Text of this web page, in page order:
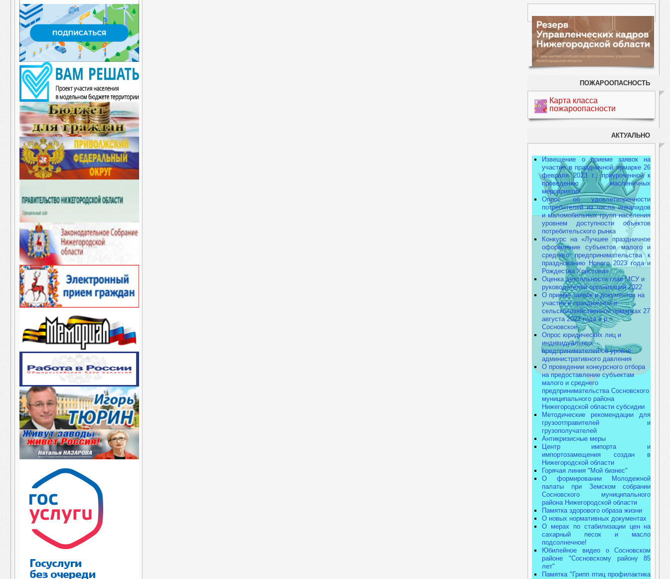
ПОЖАРООПАСНОСТЬ
Карта класса
пожароопасности
АКТУАЛЬНО
Извещение о приеме заявок на
участие в праздничной ярмарке 26
февраля 2023 г., приуроченной к
проведению масленичных
мероприятий
Опрос об удовлетворенности
потребителей из числа инвалидов
и маломобильных групп населения
уровнем доступности объектов
потребительского рынка
Конкурс на «Лучшее праздничное
оформление субъектов малого и
среднего предпринимательства к
празднованию Нового 2023 года и
Рождества Христова»
Оценка деятельности глав МСУ и
руководителей организаций 2022
О приеме заявок и документов на
участие в праздничной и
сельскохозяйственной ярмарках 27
августа 2022 года в р.п.
Сосновское
Опрос юридических лиц и
индивидуальных
предпринимателей об уровне
административного давления
О проведении конкурсного отбора
на предоставление субъектам
малого и среднего
предпринимательства Сосновского
муниципального района
Нижегородской области субсидии
Методические рекомендации для
грузоотправителей и
грузополучателей
Антикризисные меры
Центр импорта и
импортозамещения создан в
Нижегородской области
Горячая линия "Мой бизнес"
О формировании Молодежной
палаты при Земском собрании
Сосновского муниципального
района Нижегородской области
Памятка здорового образа жизни
О новых нормативных документах
О мерах по стабилизации цен на
сахарный песок и масло
подсолнечное!
Юбилейное видео о Сосновском
районе "Сосновскому району 85
лет"
Памятка "Грипп птиц профилактика